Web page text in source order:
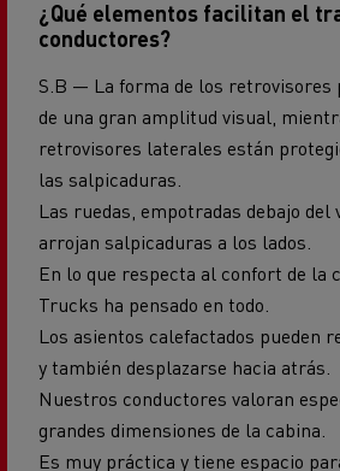
¿Qué elementos facilitan el
conductores?
S.B — La forma de los
de una gran amplitud visual,
retrovisores laterales están
las salpicaduras.
Las ruedas, empotradas debajo del
arrojan salpicaduras a los lados.
En lo que respecta al confort de la
Trucks ha pensado en todo.
Los asientos calefactados pueden
y también desplazarse hacia atrás.
Nuestros conductores valoran
grandes dimensiones de la cabina.
Es muy práctica y tiene espacio